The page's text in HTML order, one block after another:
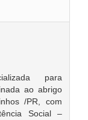
para
ao abrigo
/PR, com
Social –